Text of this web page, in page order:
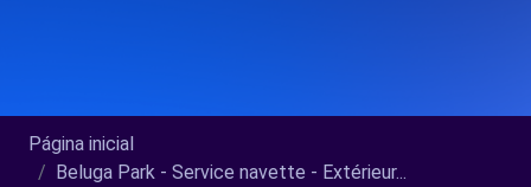
Página inicial
Beluga Park - Service navette - Extérieur...